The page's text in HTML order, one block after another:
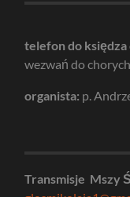
telefon do
wezwań do
organista: p.
Transmisje Mszy